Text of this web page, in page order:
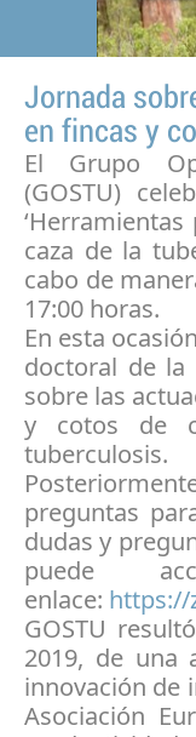
Jornada
en fincas y
El Grupo
(GOSTU)
caza de la
cabo de
17:00 horas.
En esta
doctoral de la
sobre las
y cotos de
tuberculosis.
preguntas
dudas y
puede
enlace: https://
GOSTU
2019, de una
innovación de
Asociación